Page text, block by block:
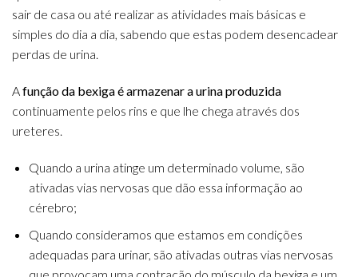
sair de casa ou até realizar as atividades mais básicas e
simples do dia a dia, sabendo que estas podem desencadear
perdas de urina.
Afunção da bexiga é armazenar a urina produzida
continuamente pelos rins e que lhe chega através dos
ureteres.
Quando a urina atinge um determinado volume, são
ativadas vias nervosas que dão essa informação ao
cérebro;
Quando consideramos que estamos em condições
adequadas para urinar, são ativadas outras vias nervosas